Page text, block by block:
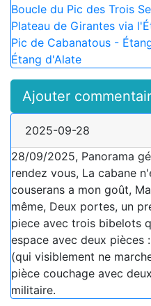
Boucle du Pic des Trois
Plateau de Girantes via
Pic de Cabanatous -
Étang d'Alate
Ajouter
2025-09-28
28/09/2025, Panorama
rendez vous, La cabane
couserans a mon goût,
même, Deux portes, un
piece avec trois bibelots
espace avec deux pièces
(qui visiblement ne
pièce couchage avec
militaire.